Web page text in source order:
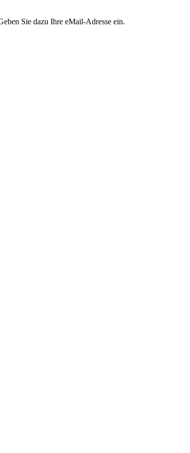
Sie dazu Ihre eMail-Adresse ein.